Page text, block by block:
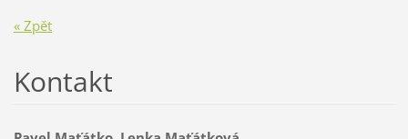
« Zpět
Kontakt